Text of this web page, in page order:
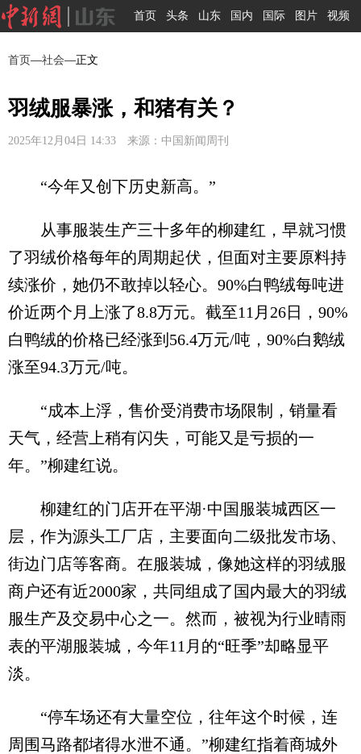
首页 头条 山东 国内 国际 图片 视频
首页—社会—正文
羽绒服暴涨，和猪有关？
2025年12月04日 14:33 来源：中国新闻周刊
“今年又创下历史新高。”
从事服装生产三十多年的柳建红，早就习惯
了羽绒价格每年的周期起伏，但面对主要原料持
续涨价，她仍不敢掉以轻心。90%白鸭绒每吨进
价近两个月上涨了8.8万元。截至11月26日，90%
白鸭绒的价格已经涨到56.4万元/吨，90%白鹅绒
涨至94.3万元/吨。
“成本上浮，售价受消费市场限制，销量看
天气，经营上稍有闪失，可能又是亏损的一
年。”柳建红说。
柳建红的门店开在平湖·中国服装城西区一
层，作为源头工厂店，主要面向二级批发市场、
街边门店等客商。在服装城，像她这样的羽绒服
商户还有近2000家，共同组成了国内最大的羽绒
服生产及交易中心之一。然而，被视为行业晴雨
表的平湖服装城，今年11月的“旺季”却略显平
淡。
“停车场还有大量空位，往年这个时候，连
周围马路都堵得水泄不通。”柳建红指着商城外